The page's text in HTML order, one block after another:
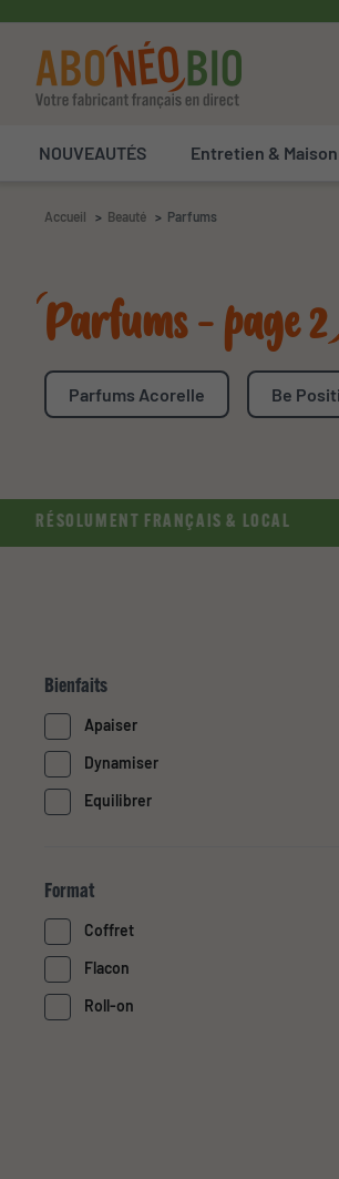
NOUVEAUTÉS Entretien & Maison
Accueil Beauté Parfums
Parfums - page 2
Parfums Acorelle Be
FRANÇAIS & LOCAL
Bienfaits
Apaiser
Dynamiser
Equilibrer
Format
Coffret
Flacon
Roll-on